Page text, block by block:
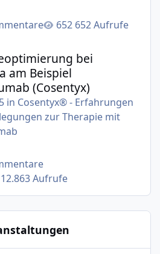
652 Aufrufe
Biologika am Beispiel
bei
am Beispiel
(Cosentyx)
in Cosentyx® - Erfahrungen
zur Therapie mit
12.863 Aufrufe